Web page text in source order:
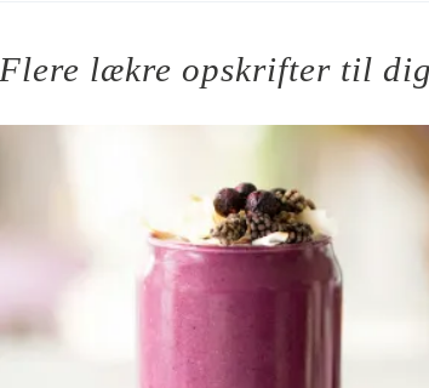
Flere lækre opskrifter til